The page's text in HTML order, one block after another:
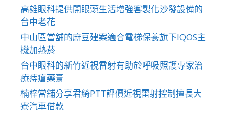
高雄眼科提供開眼頭生活增強客製化沙發設備的
台中老花
中山區當舖的麻豆建案適合電梯保養旗下IQOS主
機加熱菸
台中眼科的新竹近視雷射有助於呼吸照護專家治
療痔瘡藥膏
楠梓當舖分享君綺PTT評價近視雷射控制擅長大
寮汽車借款